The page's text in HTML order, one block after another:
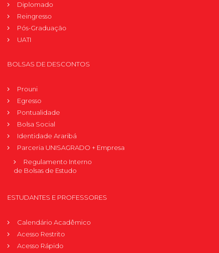
Diplomado
Reingresso
Pós-Graduação
UATI
BOLSAS DE DESCONTOS
Prouni
Egresso
Pontualidade
Bolsa Social
Identidade Araribá
Parceria UNISAGRADO + Empresa
Regulamento Interno
de Bolsas de Estudo
ESTUDANTES E PROFESSORES
Calendário Acadêmico
Acesso Restrito
Acesso Rápido